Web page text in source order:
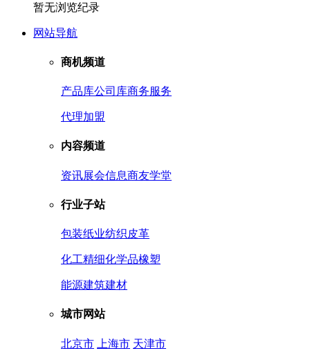
暂无浏览纪录
网站导航
商机频道
产品库公司库商务服务
代理加盟
内容频道
资讯展会信息商友学堂
行业子站
包装纸业纺织皮革
化工精细化学品橡塑
能源建筑建材
城市网站
北京市 上海市 天津市